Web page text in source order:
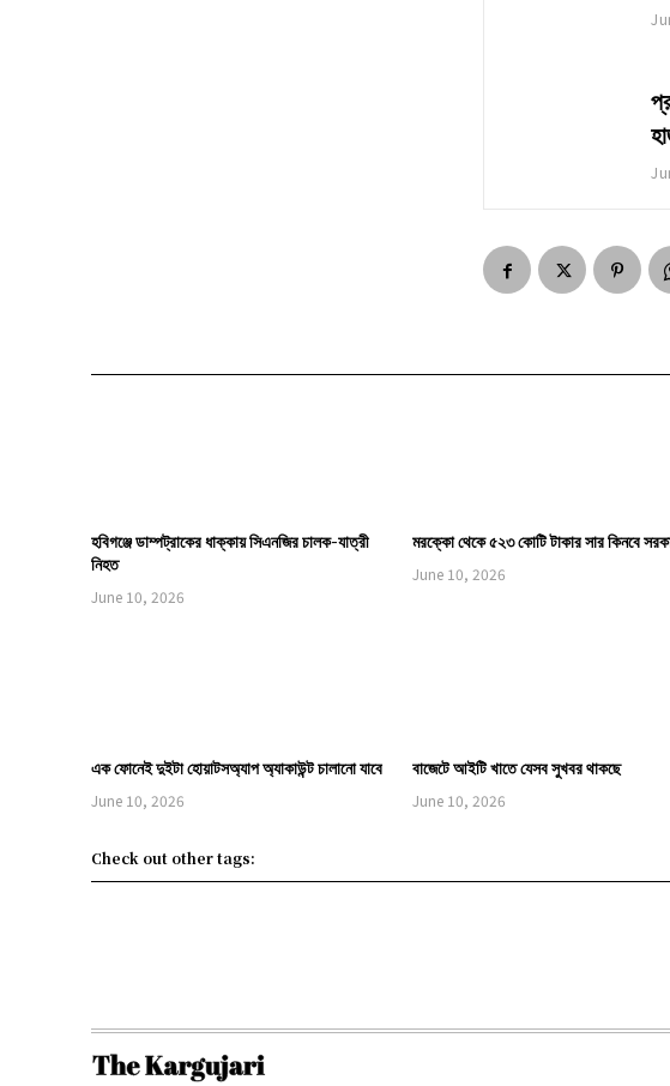
হবিগঞ্জে ডাম্পট্রাকের ধাক্কায় সিএনজির চালক-যাত্রী
নিহত
June 10, 2026
মরক্কো থেকে ৫২৩ কোটি টাকার সার কিনবে
June 10, 2026
এক ফোনেই দুইটা হোয়াটসঅ্যাপ অ্যাকাউন্ট চালানো যাবে
June 10, 2026
বাজেটে আইটি খাতে যেসব সুখবর থাকছে
June 10, 2026
Check out other tags: